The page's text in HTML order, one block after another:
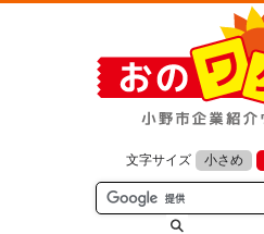
文字サイズ 小さめ